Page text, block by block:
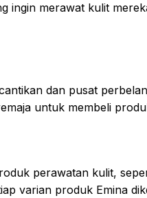
ingin merawat kulit
dan pusat
untuk membeli
perawatan kulit,
varian produk Emina